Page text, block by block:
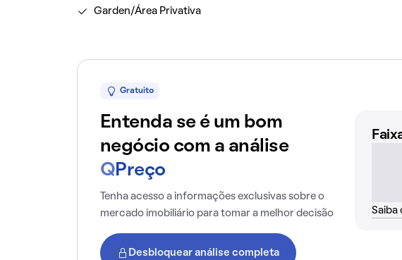
Garden/Área Privativa
Gratuito
Entenda se é um bom
negócio com a análise
Q Preço
Tenha acesso a informações exclusivas sobre o
mercado imobiliário para tomar a melhor decisão
Desbloquear análise completa
Saiba